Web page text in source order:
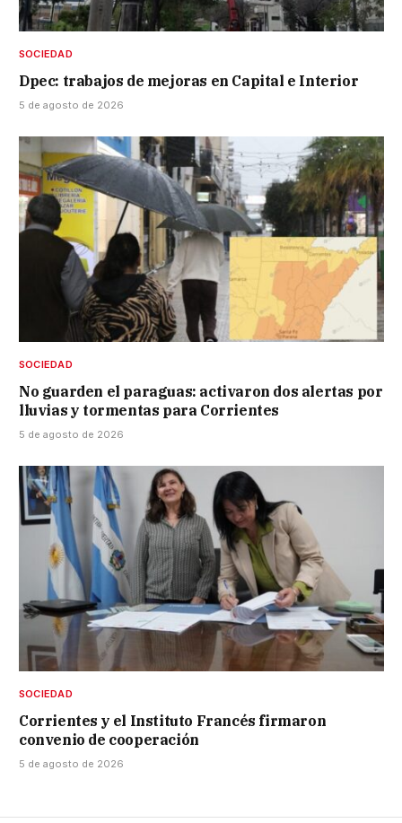
SOCIEDAD
Dpec: trabajos de mejoras en Capital e Interior
5 de agosto de 2026
SOCIEDAD
No guarden el paraguas: activaron dos alertas por
lluvias y tormentas para Corrientes
5 de agosto de 2026
SOCIEDAD
Corrientes y el Instituto Francés firmaron
convenio de cooperación
5 de agosto de 2026